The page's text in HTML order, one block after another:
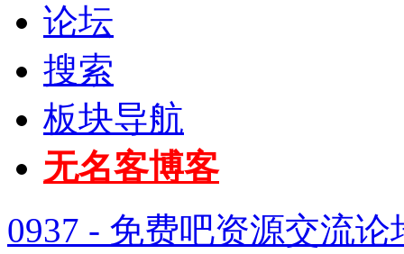
论坛
搜索
板块导航
无名客博客
0937 - 免费吧资源交流论